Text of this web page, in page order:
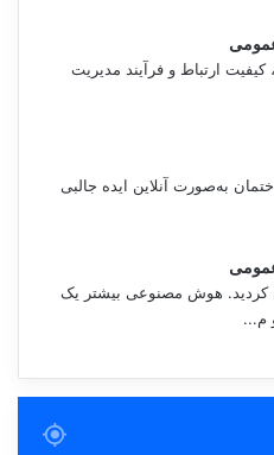
کیفیت ارتباط و فرآیند مدیریت
به‌صورت آنلاین ایده جالبی
هوش مصنوعی بیشتر یک
م...